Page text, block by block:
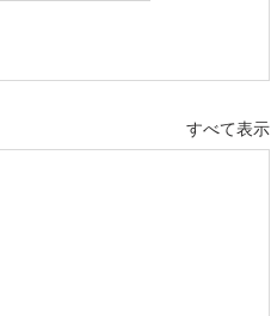
すべて表示